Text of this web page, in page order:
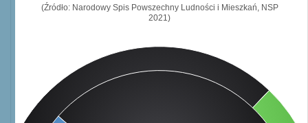
(Źródło: Narodowy Spis Powszechny Ludności i Mieszkań, NSP
2021)